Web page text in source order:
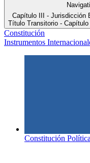
Capítulo III - Jurisdicción
Título Transitorio -
Constitución
Instrumentos
Constitución